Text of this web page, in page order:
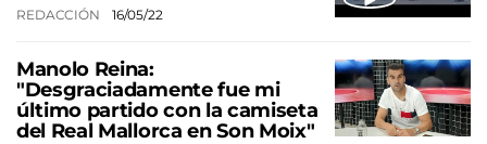
REDACCIÓN 16/05/22
Manolo Reina:
"Desgraciadamente fue mi
último partido con la camiseta
del Real Mallorca en Son Moix"